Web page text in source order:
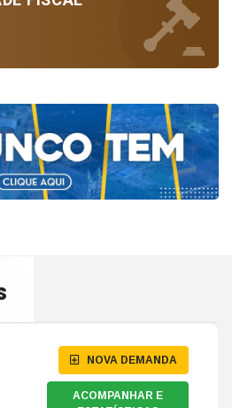
NOVA DEMANDA
ACOMPANHAR E